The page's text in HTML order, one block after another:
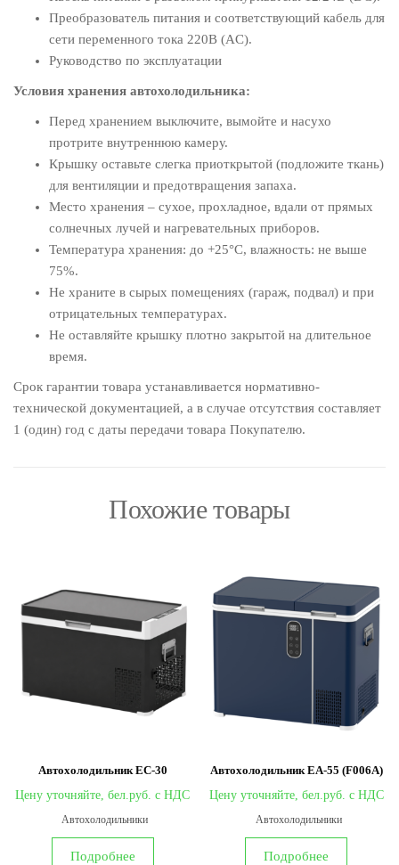
Преобразователь питания и соответствующий кабель для
сети переменного тока 220В (AC).
Руководство по эксплуатации
Условия хранения автохолодильника:
Перед хранением выключите, вымойте и насухо
протрите внутреннюю камеру.
Крышку оставьте слегка приоткрытой (подложите ткань)
для вентиляции и предотвращения запаха.
Место хранения – сухое, прохладное, вдали от прямых
солнечных лучей и нагревательных приборов.
Температура хранения: до +25°C, влажность: не выше
75%.
Не храните в сырых помещениях (гараж, подвал) и при
отрицательных температурах.
Не оставляйте крышку плотно закрытой на длительное
время.
Срок гарантии товара устанавливается нормативно-
технической документацией, а в случае отсутствия составляет
1 (один) год с даты передачи товара Покупателю.
Похожие товары
Автохолодильник EC-30
Цену уточняйте,
Автохолодильники
Подробнее
Автохолодильник EA-55 (F006A)
Цену уточняйте,
Автохолодильники
Подробнее